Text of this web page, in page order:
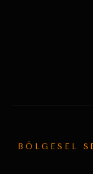
BÖLGESEL